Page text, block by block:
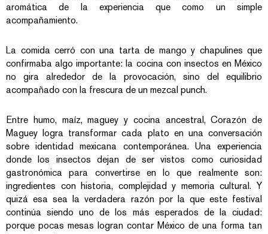
aromática de la experiencia que como un simple
acompañamiento.
La comida cerró con una tarta de mango y chapulines que
confirmaba algo importante: la cocina con insectos en México
no gira alrededor de la provocación, sino del equilibrio
acompañado con la frescura de un mezcal punch.
Entre humo, maíz, maguey y cocina ancestral, Corazón de
Maguey logra transformar cada plato en una conversación
sobre identidad mexicana contemporánea. Una experiencia
donde los insectos dejan de ser vistos como curiosidad
gastronómica para convertirse en lo que realmente son:
ingredientes con historia, complejidad y memoria cultural. Y
quizá esa sea la verdadera razón por la que este festival
continúa siendo uno de los más esperados de la ciudad:
porque pocas mesas logran contar México de una forma tan